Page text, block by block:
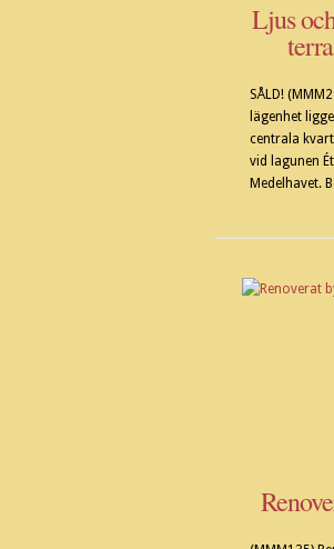
Ljus
SÅLD!
lägenhet
centrala
vid lagunen
Medelhavet.